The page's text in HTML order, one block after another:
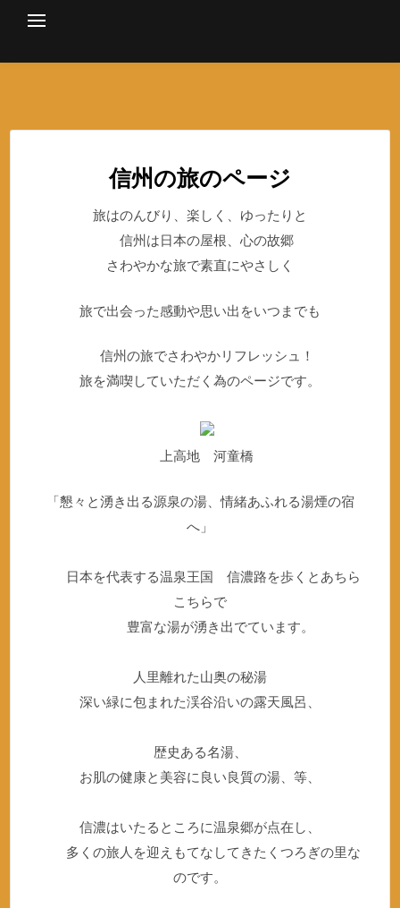
信州の旅のページ
旅はのんびり、楽しく、ゆったりと
信州は日本の屋根、心の故郷
さわやかな旅で素直にやさしく
旅で出会った感動や思い出をいつまでも
信州の旅でさわやかリフレッシュ！
旅を満喫していただく為のページです。
上高地 河童橋
「懇々と湧き出る源泉の湯、情緒あふれる湯煙の宿
へ」
日本を代表する温泉王国 信濃路を歩くとあちら
こちらで
豊富な湯が湧き出でています。
人里離れた山奥の秘湯
深い緑に包まれた渓谷沿いの露天風呂、
歴史ある名湯、
お肌の健康と美容に良い良質の湯、等、
信濃はいたるところに温泉郷が点在し、
多くの旅人を迎えもてなしてきたくつろぎの里な
のです。